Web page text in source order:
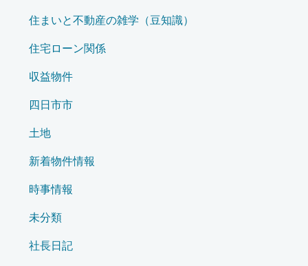
住まいと不動産の雑学（豆知識）
住宅ローン関係
収益物件
四日市市
土地
新着物件情報
時事情報
未分類
社長日記